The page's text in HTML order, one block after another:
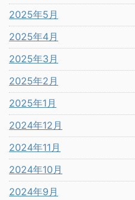
2025年5月
2025年4月
2025年3月
2025年2月
2025年1月
2024年12月
2024年11月
2024年10月
2024年9月